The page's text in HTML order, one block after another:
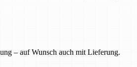
– auf Wunsch auch mit Lieferung.